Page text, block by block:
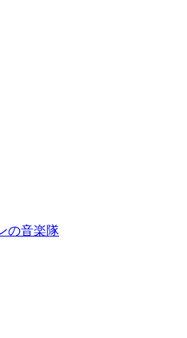
の音楽隊